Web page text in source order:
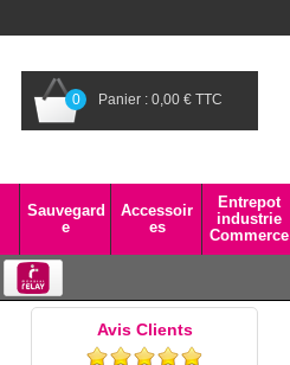
0 Panier : 0,00 € TTC
Sauvegard
e
Accessoir
es
Entrepot
industrie
Commerce
Avis Clients